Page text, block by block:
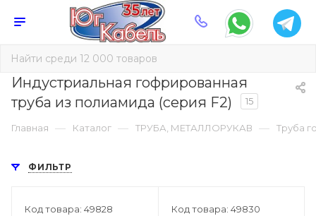
Индустриальная гофрированная
труба из полиамида (серия F2)
15
Главная — Каталог — ТРУБА, МЕТАЛЛОРУКАВ — Труба
ФИЛЬТР
Код товара: 49828 Код товара: 49830